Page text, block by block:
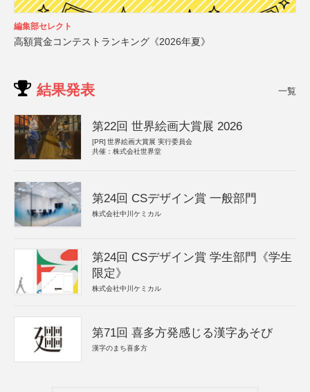
編集部セレクト
高額賞金コンテストランキング《2026年夏》
結果発表 一覧
第22回 世界絵画大賞展 2026
[PR] 世界絵画大賞展 実行委員会
共催：株式会社世界堂
第24回 CSデザイン賞 一般部門
株式会社中川ケミカル
第24回 CSデザイン賞 学生部門《学生
限定》
株式会社中川ケミカル
第71回 喜多方発感じる漢字あそび
漢字のまち喜多方